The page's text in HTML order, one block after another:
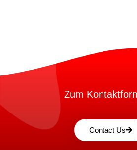
Zum
Contact Us